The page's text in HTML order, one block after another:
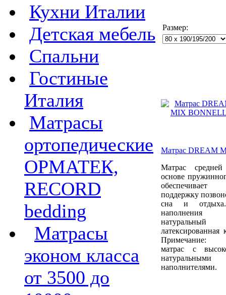
Кухни Италии
Детская мебель
Спальни
Гостиные
Италия
Матрасы
ортопедические
ОРМАТЕК,
RECORD
bedding
Матрасы
эконом класса
от 3500 до
Размер:
Матрас DREAM
Матрас
основе
поддержку
сна и
наполнения
латексированная
Примечание:
матрас с
натуральными
наполнителями.